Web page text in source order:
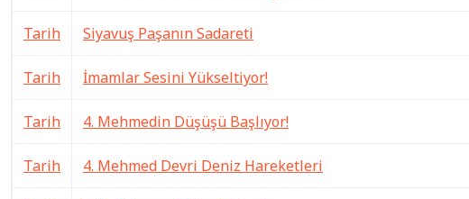
Tarih Siyavuş Paşanın Sadareti
Tarih İmamlar Sesini Yükseltiyor!
Tarih 4. Mehmedin Düşüşü Başlıyor!
Tarih 4. Mehmed Devri Deniz Hareketleri